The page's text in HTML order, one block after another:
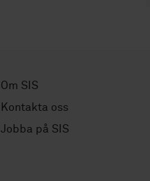
Om SIS
Kontakta oss
Jobba på SIS